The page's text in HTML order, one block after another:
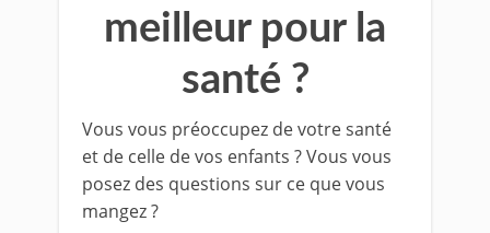
meilleur pour la
santé ?
Vous vous préoccupez de votre santé
et de celle de vos enfants ? Vous vous
posez des questions sur ce que vous
mangez ?